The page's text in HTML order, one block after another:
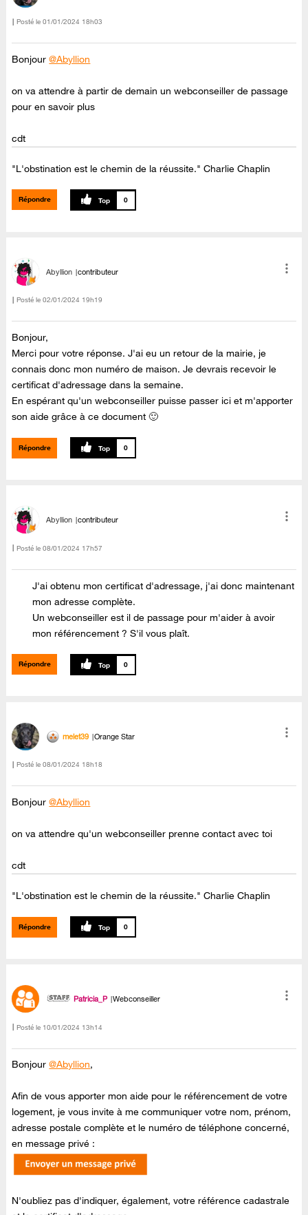
Posté le ‎01/01/2024 18h03
Bonjour@Abyllion
on va attendre à partir de demain un webconseiller de passage
pour en savoir plus
cdt
"L'obstination est le chemin de la réussite." Charlie Chaplin
Répondre 0
Abyllion contributeur
Posté le ‎02/01/2024 19h19
Bonjour,
Merci pour votre réponse. J'ai eu un retour de la mairie, je
connais donc mon numéro de maison. Je devrais recevoir le
certificat d'adressage dans la semaine.
En espérant qu'un webconseiller puisse passer ici et m'apporter
son aide grâce à ce document 🙂
Répondre 0
Abyllion contributeur
Posté le ‎08/01/2024 17h57
J'ai obtenu mon certificat d'adressage, j'ai donc maintenant
mon adresse complète.
Un webconseiller est il de passage pour m'aider à avoir
mon référencement ? S'il vous plaît.
Répondre 0
melet39 Orange Star
Posté le ‎08/01/2024 18h18
Bonjour@Abyllion
on va attendre qu'un webconseiller prenne contact avec toi
cdt
"L'obstination est le chemin de la réussite." Charlie Chaplin
Répondre 0
Patricia_P Webconseiller
Posté le ‎10/01/2024 13h14
Bonjour@Abyllion,
Afin de vous apporter mon aide pour le référencement de votre
logement, je vous invite à me communiquer votre nom, prénom,
adresse postale complète et le numéro de téléphone concerné,
en message privé :
N'oubliez pas d'indiquer, également, votre référence cadastrale